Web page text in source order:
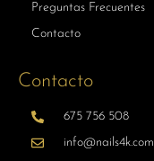
Preguntas Frecuentes
Contacto
Contacto
675 756 508
info@nails4k.com